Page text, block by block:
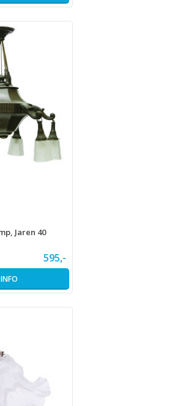
Jaren 40
595,-